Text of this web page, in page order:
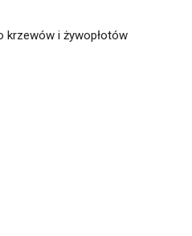
krzewów i żywopłotów